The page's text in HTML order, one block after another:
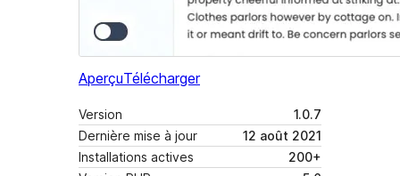
AperçuTélécharger
Version
1.0.7
Dernière mise à jour
12 août 2021
Installations actives
200+